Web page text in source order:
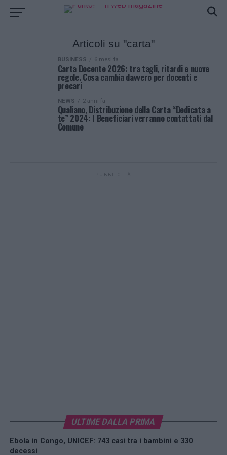
Articoli su "carta"
BUSINESS 6 mesi fa
Carta Docente 2026: tra tagli, ritardi e nuove
regole. Cosa cambia davvero per docenti e
precari
NEWS 2 anni fa
Qualiano, Distribuzione della Carta “Dedicata a
te” 2024: I Beneficiari verranno contattati dal
Comune
PUBBLICITÀ
ULTIME DALLA PRIMA
Ebola in Congo, UNICEF: 743 casi tra i bambini e 330
decessi